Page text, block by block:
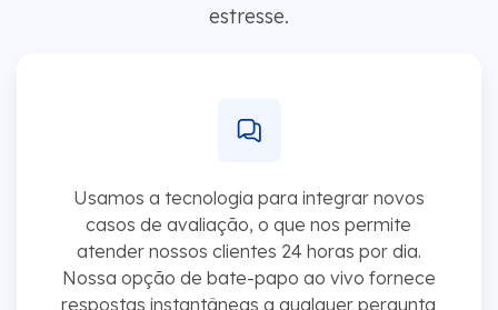
estresse.
Usamos a tecnologia para integrar novos
casos de avaliação, o que nos permite
atender nossos clientes 24 horas por dia.
Nossa opção de bate-papo ao vivo fornece
respostas instantâneas a qualquer pergunta